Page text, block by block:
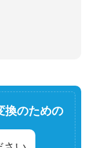
換のための